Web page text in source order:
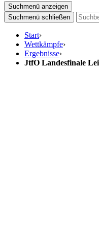
Suchmenü anzeigen
Suchmenü schließen
Start›
Wettkämpfe›
Ergebnisse›
JtfO Landesfinale